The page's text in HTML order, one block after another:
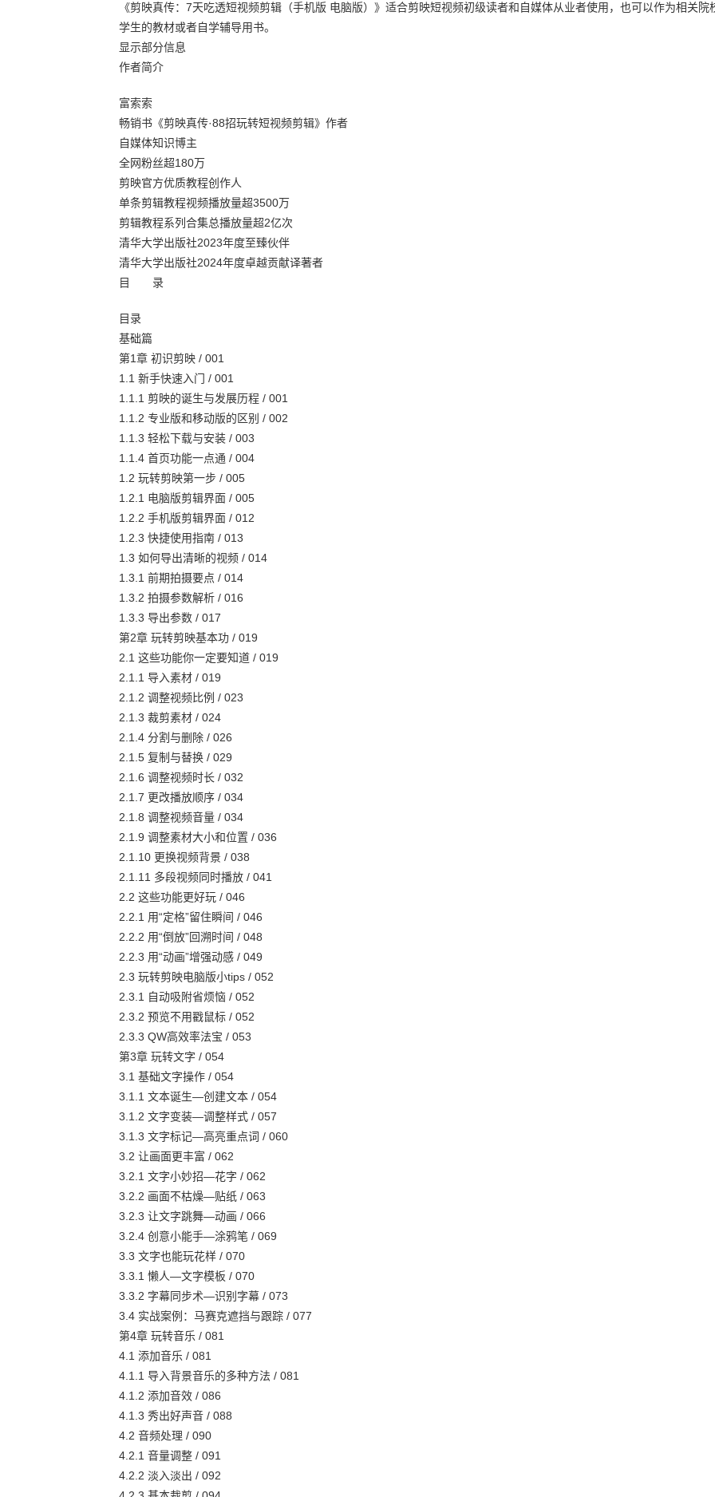
《剪映真传：7天吃透短视频剪辑（手机版 电脑版）》适合剪映短视频初级读者和自媒体从业者使用，也可以作为相关院
学生的教材或者自学辅导用书。
显示部分信息
作者简介
富索索
畅销书《剪映真传·88招玩转短视频剪辑》作者
自媒体知识博主
全网粉丝超180万
剪映官方优质教程创作人
单条剪辑教程视频播放量超3500万
剪辑教程系列合集总播放量超2亿次
清华大学出版社2023年度至臻伙伴
清华大学出版社2024年度卓越贡献译著者
目 录
目录
基础篇
第1章 初识剪映 / 001
1.1 新手快速入门 / 001
1.1.1 剪映的诞生与发展历程 / 001
1.1.2 专业版和移动版的区别 / 002
1.1.3 轻松下载与安装 / 003
1.1.4 首页功能一点通 / 004
1.2 玩转剪映第一步 / 005
1.2.1 电脑版剪辑界面 / 005
1.2.2 手机版剪辑界面 / 012
1.2.3 快捷使用指南 / 013
1.3 如何导出清晰的视频 / 014
1.3.1 前期拍摄要点 / 014
1.3.2 拍摄参数解析 / 016
1.3.3 导出参数 / 017
第2章 玩转剪映基本功 / 019
2.1 这些功能你一定要知道 / 019
2.1.1 导入素材 / 019
2.1.2 调整视频比例 / 023
2.1.3 裁剪素材 / 024
2.1.4 分割与删除 / 026
2.1.5 复制与替换 / 029
2.1.6 调整视频时长 / 032
2.1.7 更改播放顺序 / 034
2.1.8 调整视频音量 / 034
2.1.9 调整素材大小和位置 / 036
2.1.10 更换视频背景 / 038
2.1.11 多段视频同时播放 / 041
2.2 这些功能更好玩 / 046
2.2.1 用“定格”留住瞬间 / 046
2.2.2 用“倒放”回溯时间 / 048
2.2.3 用“动画”增强动感 / 049
2.3 玩转剪映电脑版小tips / 052
2.3.1 自动吸附省烦恼 / 052
2.3.2 预览不用戳鼠标 / 052
2.3.3 QW高效率法宝 / 053
第3章 玩转文字 / 054
3.1 基础文字操作 / 054
3.1.1 文本诞生—创建文本 / 054
3.1.2 文字变装—调整样式 / 057
3.1.3 文字标记—高亮重点词 / 060
3.2 让画面更丰富 / 062
3.2.1 文字小妙招—花字 / 062
3.2.2 画面不枯燥—贴纸 / 063
3.2.3 让文字跳舞—动画 / 066
3.2.4 创意小能手—涂鸦笔 / 069
3.3 文字也能玩花样 / 070
3.3.1 懒人—文字模板 / 070
3.3.2 字幕同步术—识别字幕 / 073
3.4 实战案例：马赛克遮挡与跟踪 / 077
第4章 玩转音乐 / 081
4.1 添加音乐 / 081
4.1.1 导入背景音乐的多种方法 / 081
4.1.2 添加音效 / 086
4.1.3 秀出好声音 / 088
4.2 音频处理 / 090
4.2.1 音量调整 / 091
4.2.2 淡入淡出 / 092